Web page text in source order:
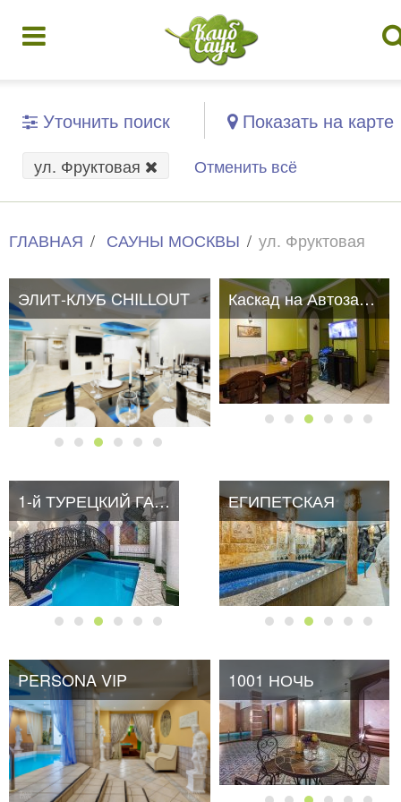
Уточнить поиск Показать на карте
ул. Фруктовая Отменить всё
ГЛАВНАЯ САУНЫ МОСКВЫ ул. Фруктовая
ЭЛИТ-КЛУБ CHILLOUT Каскад на Автозаводской
Каскад на Автозаводской
1-й ТУРЕЦКИЙ ГАМБИТ ЕГИПЕТСКАЯ
PERSONA VIP 1001 НОЧЬ